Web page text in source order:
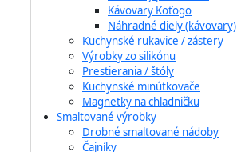
Kávovary Koťogo
Náhradné diely (kávovary)
Kuchynské rukavice / zástery
Výrobky zo silikónu
Prestierania / štóly
Kuchynské minútkovače
Magnetky na chladničku
Smaltované výrobky
Drobné smaltované nádoby
Čajníky